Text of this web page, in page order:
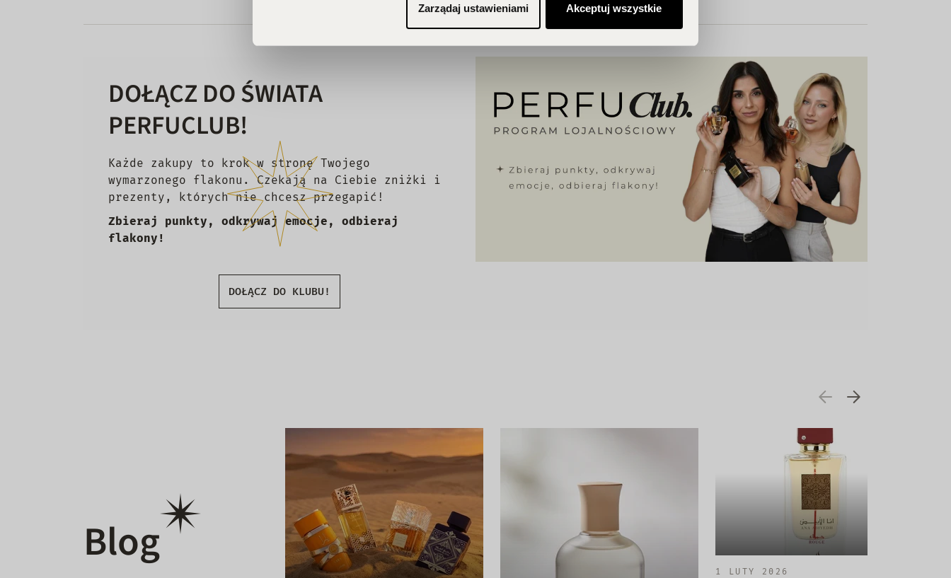
Zarządaj ustawieniami Akceptuj wszystkie
DOŁĄCZ DO ŚWIATA
PERFUCLUB!
Każde zakupy to krok w stronę Twojego
wymarzonego flakonu. Czekają na Ciebie zniżki i
prezenty, których nie chcesz przegapić!
Zbieraj punkty, odkrywaj emocje, odbieraj
flakony!
DOŁĄCZ DO KLUBU!
Blog
1 LUTY 2026